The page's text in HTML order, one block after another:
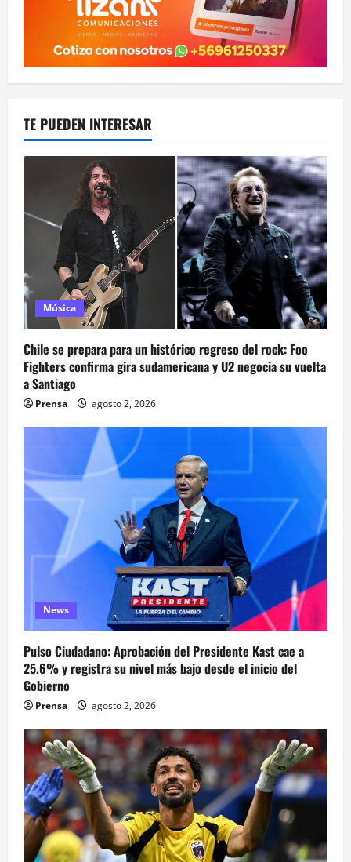
TE PUEDEN INTERESAR
Música
Chile se prepara para un histórico regreso del rock: Foo
Fighters confirma gira sudamericana y U2 negocia su vuelta
a Santiago
Prensa agosto 2, 2026
News
Pulso Ciudadano: Aprobación del Presidente Kast cae a
25,6% y registra su nivel más bajo desde el inicio del
Gobierno
Prensa agosto 2, 2026